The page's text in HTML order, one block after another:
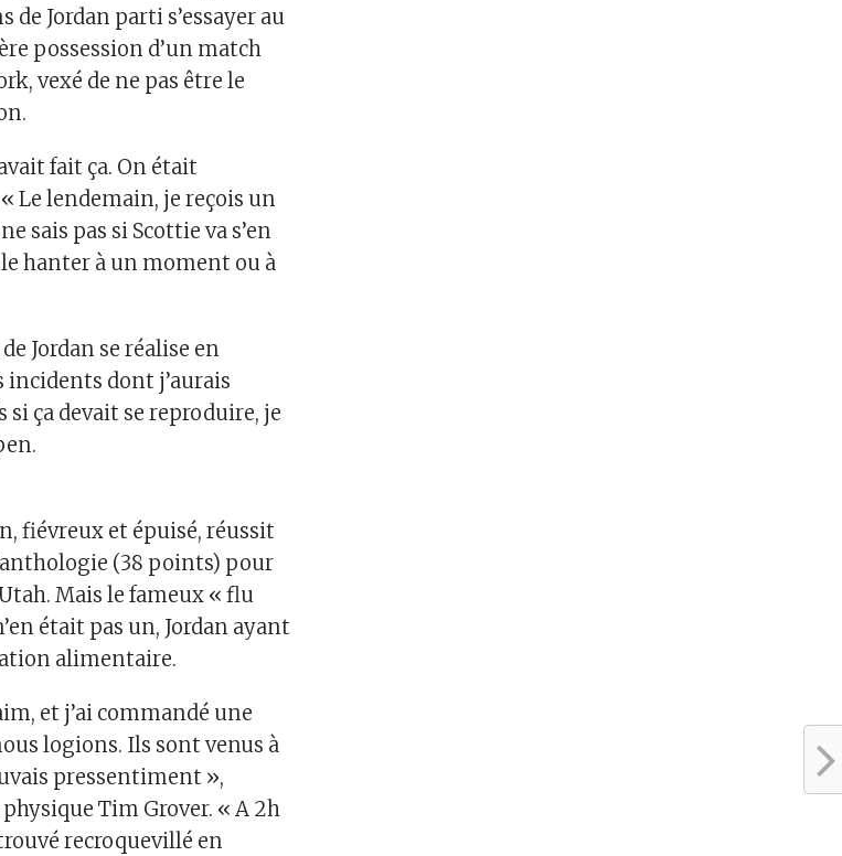
Jordan parti s’essayer au
possession d’un match
vexé de ne pas être le
fait ça. On était
Le lendemain, je reçois un
sais pas si Scottie va s’en
hanter à un moment ou à
Jordan se réalise en
incidents dont j’aurais
si ça devait se reproduire, je
fiévreux et épuisé, réussit
(38 points) pour
Mais le fameux « flu
était pas un, Jordan ayant
alimentaire.
et j’ai commandé une
logions. Ils sont venus à
pressentiment »,
Tim Grover. « A 2h
recroquevillé en